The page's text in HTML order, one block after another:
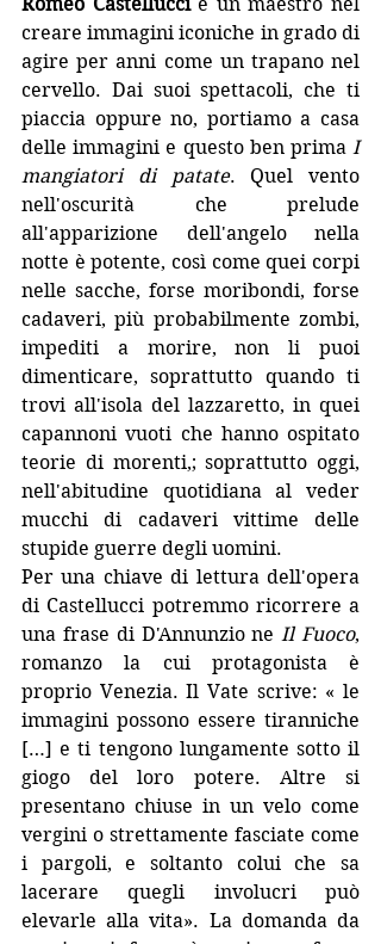
creare immagini iconiche in grado di
agire per anni come un trapano nel
cervello. Dai suoi spettacoli, che ti
piaccia oppure no, portiamo a casa
delle immagini e questo ben prima I
mangiatori di patate. Quel vento
nell'oscurità che prelude
all'apparizione dell'angelo nella
notte è potente, così come quei corpi
nelle sacche, forse moribondi, forse
cadaveri, più probabilmente zombi,
impediti a morire, non li puoi
dimenticare, soprattutto quando ti
trovi all'isola del lazzaretto, in quei
capannoni vuoti che hanno ospitato
teorie di morenti,; soprattutto oggi,
nell'abitudine quotidiana al veder
mucchi di cadaveri vittime delle
stupide guerre degli uomini.
Per una chiave di lettura dell'opera
di Castellucci potremmo ricorrere a
una frase di D'Annunzio ne Il Fuoco,
romanzo la cui protagonista è
proprio Venezia. Il Vate scrive: « le
immagini possono essere tiranniche
[…] e ti tengono lungamente sotto il
giogo del loro potere. Altre si
presentano chiuse in un velo come
vergini o strettamente fasciate come
i pargoli, e soltanto colui che sa
lacerare quegli involucri può
elevarle alla vita». La domanda da